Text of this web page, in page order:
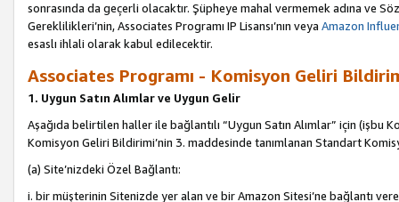
sonrasında da geçerli olacaktır. Şüpheye mahal vermemek adına ve
Gereklilikleri’nin, Associates Programı IP Lisansı’nın veya Amazon
esaslı ihlali olarak kabul edilecektir.
Associates Programı - Komisyon Geliri
1. Uygun Satın Alımlar ve Uygun Gelir
Aşağıda belirtilen haller ile bağlantılı “Uygun Satın Alımlar” için
Komisyon Geliri Bildirimi’nin 3. maddesinde tanımlanan Standart
(a) Site’nizdeki Özel Bağlantı:
i. bir müşterinin Sitenizde yer alan ve bir Amazon Sitesi’ne bağlantı